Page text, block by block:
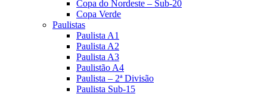
Copa do Nordeste – Sub-20
Copa Verde
Paulistas
Paulista A1
Paulista A2
Paulista A3
Paulistão A4
Paulista – 2ª Divisão
Paulista Sub-15